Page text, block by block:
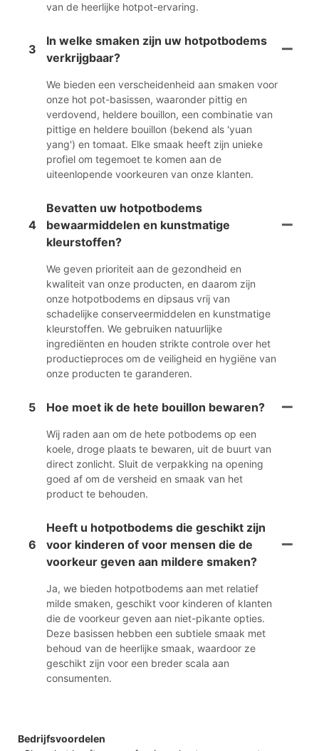
van de heerlijke hotpot-ervaring.
3
In welke smaken zijn uw hotpotbodems
verkrijgbaar?
We bieden een verscheidenheid aan smaken voor
onze hot pot-basissen, waaronder pittig en
verdovend, heldere bouillon, een combinatie van
pittige en heldere bouillon (bekend als 'yuan
yang') en tomaat. Elke smaak heeft zijn unieke
profiel om tegemoet te komen aan de
uiteenlopende voorkeuren van onze klanten.
4
Bevatten uw hotpotbodems
bewaarmiddelen en kunstmatige
kleurstoffen?
We geven prioriteit aan de gezondheid en
kwaliteit van onze producten, en daarom zijn
onze hotpotbodems en dipsaus vrij van
schadelijke conserveermiddelen en kunstmatige
kleurstoffen. We gebruiken natuurlijke
ingrediënten en houden strikte controle over het
productieproces om de veiligheid en hygiëne van
onze producten te garanderen.
5 Hoe moet ik de hete bouillon bewaren?
Wij raden aan om de hete potbodems op een
koele, droge plaats te bewaren, uit de buurt van
direct zonlicht. Sluit de verpakking na opening
goed af om de versheid en smaak van het
product te behouden.
6
Heeft u hotpotbodems die geschikt zijn
voor kinderen of voor mensen die de
voorkeur geven aan mildere smaken?
Ja, we bieden hotpotbodems aan met relatief
milde smaken, geschikt voor kinderen of klanten
die de voorkeur geven aan niet-pikante opties.
Deze basissen hebben een subtiele smaak met
behoud van de heerlijke smaak, waardoor ze
geschikt zijn voor een breder scala aan
consumenten.
Bedrijfsvoordelen